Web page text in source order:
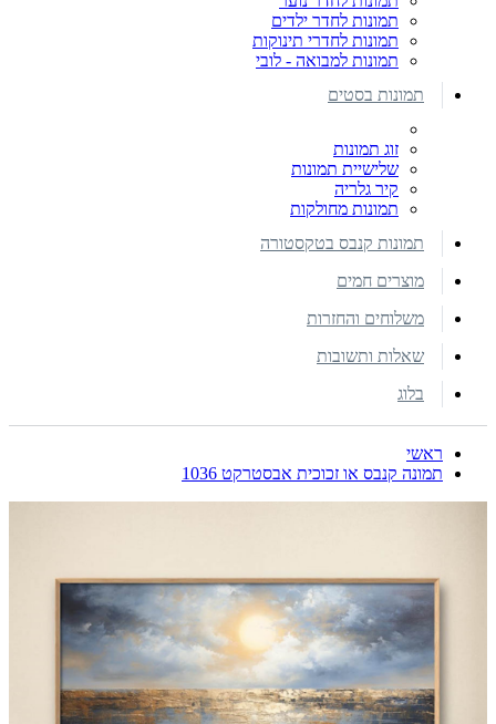
תמונות לחדר ילדים
תמונות לחדרי תינוקות
תמונות למבואה - לובי
תמונות בסטים
זוג תמונות
שלישיית תמונות
קיר גלריה
תמונות מחולקות
תמונות קנבס בטקסטורה
מוצרים חמים
משלוחים והחזרות
שאלות ותשובות
בלוג
ראשי
תמונה קנבס או זכוכית אבסטרקט 1036